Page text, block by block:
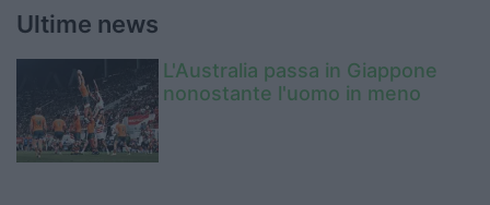
Ultime news
L'Australia passa in Giappone
nonostante l'uomo in meno